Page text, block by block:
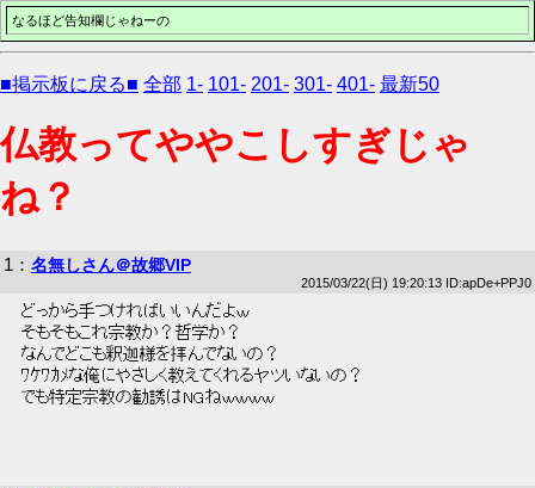
なるほど告知欄じゃねーの
■掲示板に戻る■ 全部 1- 101- 201- 301- 401- 最新50
仏教ってややこしすぎじゃ
ね？
1 ： 名無しさん＠故郷VIP
2015/03/22(日) 19:20:13 ID:apDe+PPJ0
どっから手つければいいんだよｗ
そもそもこれ宗教か？哲学か？
なんでどこも釈迦様を拝んでないの？
ﾜｹﾜｶﾒな俺にやさしく教えてくれるヤツいないの？
でも特定宗教の勧誘はNGねｗｗｗｗ